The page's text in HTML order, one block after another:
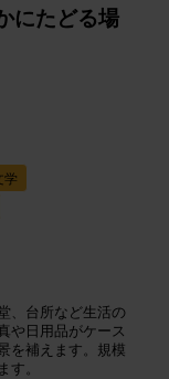
にたどる場
学
、台所など生活の
や日用品がケース
を補えます。規模
。